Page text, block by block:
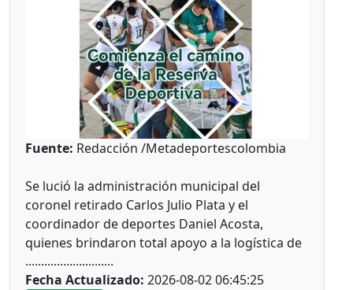
Fuente: Redacción /Metadeportescolombia
Se lució la administración municipal del
coronel retirado Carlos Julio Plata y el
coordinador de deportes Daniel Acosta,
quienes brindaron total apoyo a la logística de
los Juegos Departamentales Intercolegiados
Idermeta, Zona Cinco.
............................
Fecha Actualizado: 2026-08-02 06:45:25